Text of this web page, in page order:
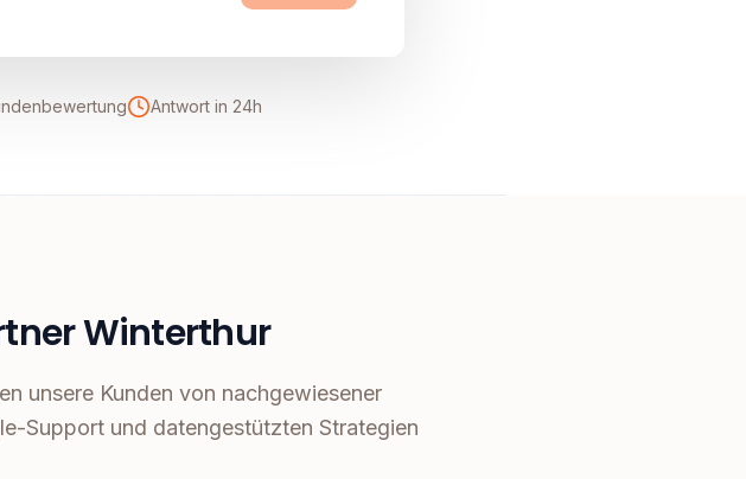
Antwort in 24h
Winterthur
unsere Kunden von nachgewiesener
Support und datengestützten Strategien